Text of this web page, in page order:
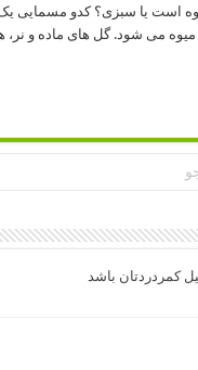
است یا سبزی؟ کدو مسمایی
می شود. گل های ماده و نر،
کمردردتان باشد